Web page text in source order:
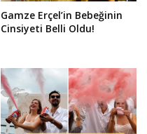
Gamze Erçel’in Bebeğinin
Cinsiyeti Belli Oldu!